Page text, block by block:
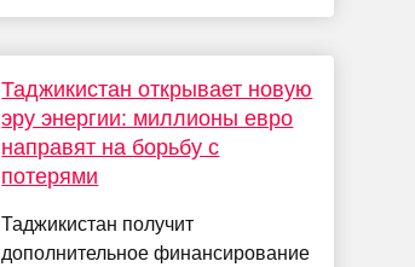
Таджикистан открывает новую
эру энергии: миллионы евро
направят на борьбу с
потерями
Таджикистан получит
дополнительное финансирование